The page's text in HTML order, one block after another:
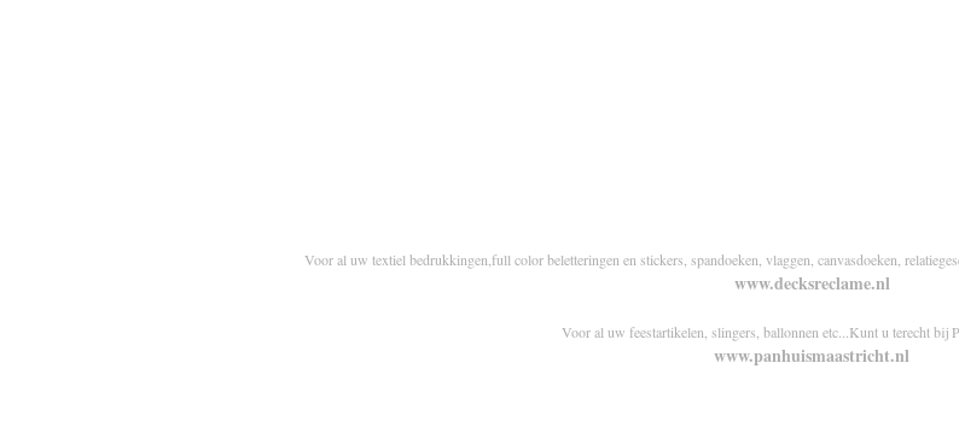
Voor al uw textiel bedrukkingen,full color beletteringen en stickers, spandoeken, vlaggen, canvasdoeken,
www.decksreclame.nl
Voor al uw feestartikelen, slingers, ballonnen etc...Kunt u terecht bij
www.panhuismaastricht.nl